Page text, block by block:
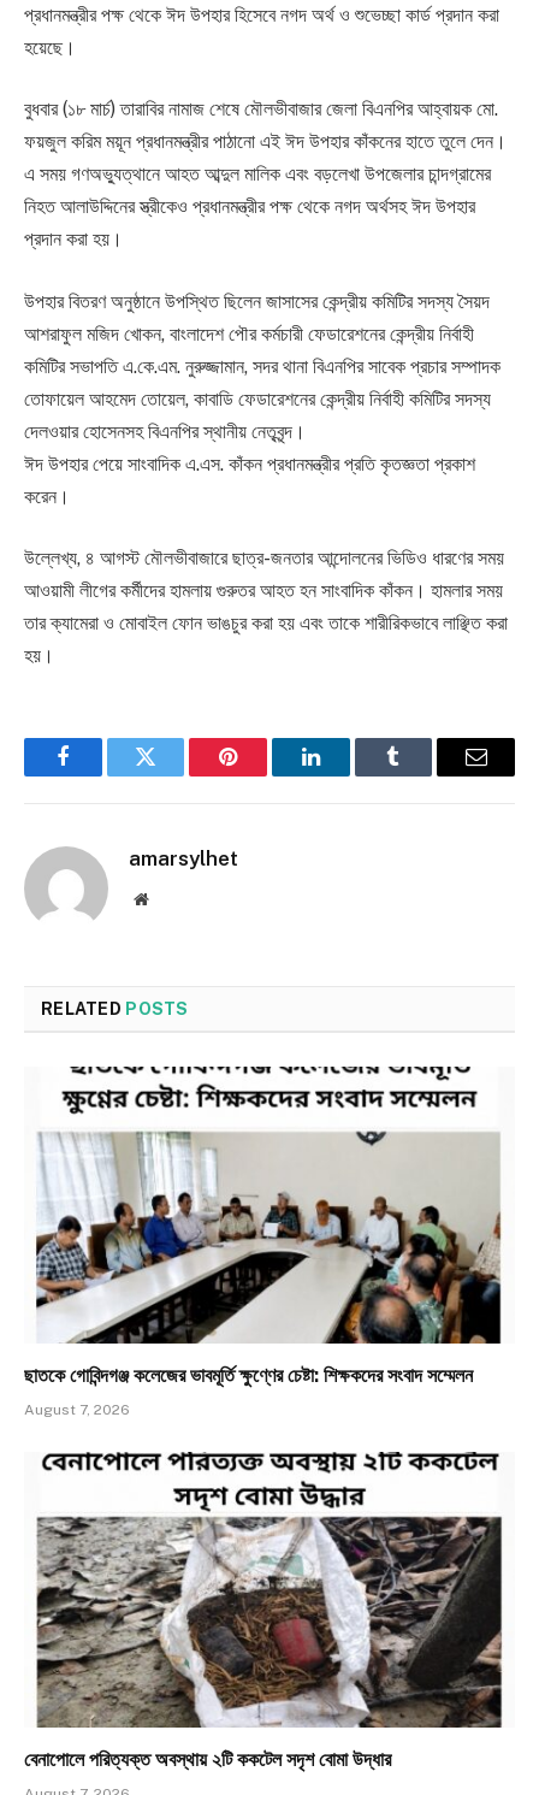
প্রধানমন্ত্রীর পক্ষ থেকে ঈদ উপহার হিসেবে নগদ অর্থ ও শুভেচ্ছা কার্ড প্রদান করা
হয়েছে।
বুধবার (১৮ মার্চ) তারাবির নামাজ শেষে মৌলভীবাজার জেলা বিএনপির আহ্বায়ক মো.
ফয়জুল করিম ময়ূন প্রধানমন্ত্রীর পাঠানো এই ঈদ উপহার কাঁকনের হাতে তুলে দেন।
এ সময় গণঅভ্যুত্থানে আহত আব্দুল মালিক এবং বড়লেখা উপজেলার চান্দগ্রামের
নিহত আলাউদ্দিনের স্ত্রীকেও প্রধানমন্ত্রীর পক্ষ থেকে নগদ অর্থসহ ঈদ উপহার
প্রদান করা হয়।
উপহার বিতরণ অনুষ্ঠানে উপস্থিত ছিলেন জাসাসের কেন্দ্রীয় কমিটির সদস্য সৈয়দ
আশরাফুল মজিদ খোকন, বাংলাদেশ পৌর কর্মচারী ফেডারেশনের কেন্দ্রীয় নির্বাহী
কমিটির সভাপতি এ.কে.এম. নুরুজ্জামান, সদর থানা বিএনপির সাবেক প্রচার সম্পাদক
তোফায়েল আহমেদ তোয়েল, কাবাডি ফেডারেশনের কেন্দ্রীয় নির্বাহী কমিটির সদস্য
দেলওয়ার হোসেনসহ বিএনপির স্থানীয় নেতৃবৃন্দ।
ঈদ উপহার পেয়ে সাংবাদিক এ.এস. কাঁকন প্রধানমন্ত্রীর প্রতি কৃতজ্ঞতা প্রকাশ
করেন।
উল্লেখ্য, ৪ আগস্ট মৌলভীবাজারে ছাত্র-জনতার আন্দোলনের ভিডিও ধারণের সময়
আওয়ামী লীগের কর্মীদের হামলায় গুরুতর আহত হন সাংবাদিক কাঁকন। হামলার সময়
তার ক্যামেরা ও মোবাইল ফোন ভাঙচুর করা হয় এবং তাকে শারীরিকভাবে লাঞ্ছিত করা
হয়।
FacebookTwitter Pinterest LinkedInTumblr Email
amarsylhet
Website
RELATED POSTS
ছাতকে গোবিন্দগঞ্জ কলেজের ভাবমূর্তি ক্ষুণ্ণের চেষ্টা: শিক্ষকদের সংবাদ সম্মেলন
August 7, 2026
​বেনাপোলে পরিত্যক্ত অবস্থায় ২টি ককটেল সদৃশ বোমা উদ্ধার